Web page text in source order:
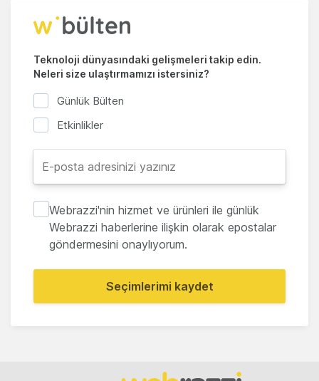
Teknoloji dünyasındaki gelişmeleri takip edin.
Neleri size ulaştırmamızı istersiniz?
Günlük Bülten
Etkinlikler
Webrazzi'nin hizmet ve ürünleri ile günlük
Webrazzi haberlerine ilişkin olarak epostalar
göndermesini onaylıyorum.
Seçimlerimi kaydet